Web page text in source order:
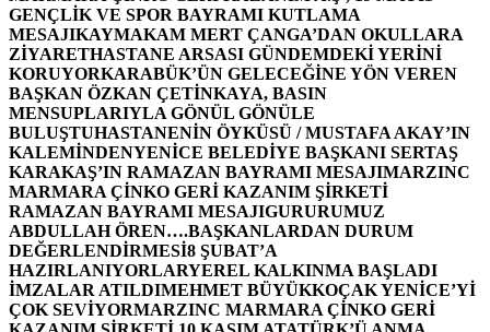
GENÇLİK VE SPOR BAYRAMI KUTLAMA
MESAJIKAYMAKAM MERT ÇANGA’DAN OKULLARA
ZİYARETHASTANE ARSASI GÜNDEMDEKİ YERİNİ
KORUYORKARABÜK’ÜN GELECEĞİNE YÖN VEREN
BAŞKAN ÖZKAN ÇETİNKAYA, BASIN
MENSUPLARIYLA GÖNÜL GÖNÜLE
BULUŞTUHASTANENİN ÖYKÜSÜ / MUSTAFA AKAY’IN
KALEMİNDENYENİCE BELEDİYE BAŞKANI SERTAŞ
KARAKAŞ’IN RAMAZAN BAYRAMI MESAJIMARZINC
MARMARA ÇİNKO GERİ KAZANIM ŞİRKETİ
RAMAZAN BAYRAMI MESAJIGURURUMUZ
ABDULLAH ÖREN….BAŞKANLARDAN DURUM
DEĞERLENDİRMESİ8 ŞUBAT’A
HAZIRLANIYORLARYEREL KALKINMA BAŞLADI
İMZALAR ATILDIMEHMET BÜYÜKKOÇAK YENİCE’Yİ
ÇOK SEVİYORMARZINC MARMARA ÇİNKO GERİ